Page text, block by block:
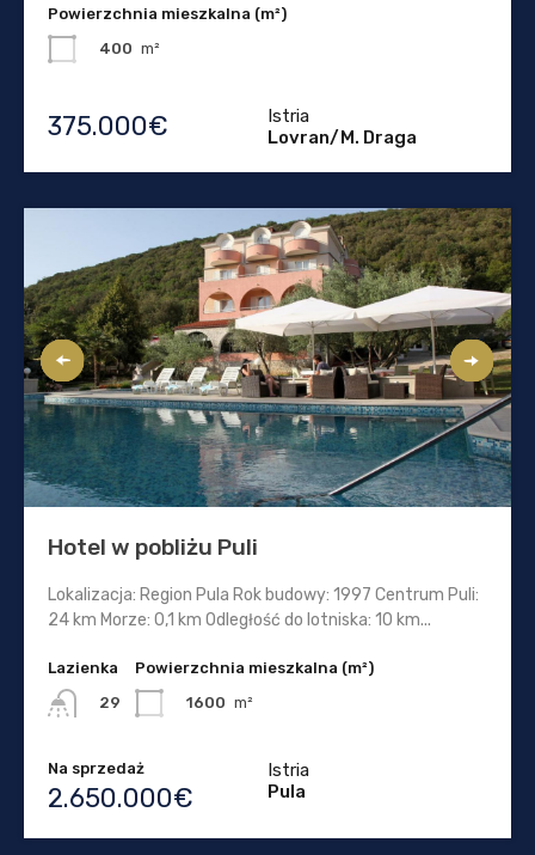
Powierzchnia mieszkalna (m²)
400 m²
375.000€
Istria
Lovran/M. Draga
Hotel w pobliżu Puli
Lokalizacja: Region Pula Rok budowy: 1997 Centrum Puli:
24 km Morze: 0,1 km Odległość do lotniska: 10 km...
Lazienka
29
Powierzchnia mieszkalna (m²)
1600 m²
Na sprzedaż
2.650.000€
Istria
Pula